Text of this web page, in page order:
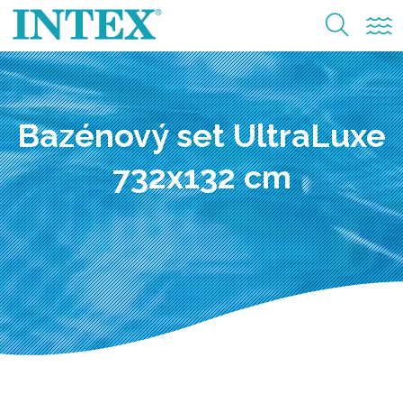
Bazénový set UltraLuxe
732x132 cm